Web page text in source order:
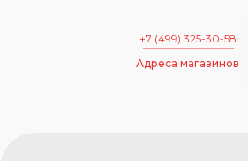
+7 (499) 325-30-58
Адреса магазинов